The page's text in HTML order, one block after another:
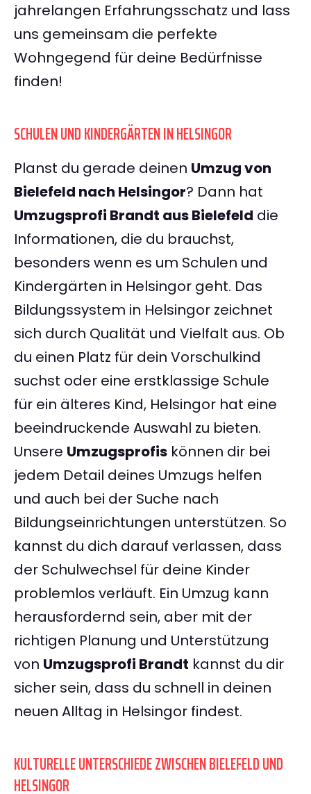
jahrelangen Erfahrungsschatz und lass
uns gemeinsam die perfekte
Wohngegend für deine Bedürfnisse
finden!
SCHULEN UND KINDERGÄRTEN IN HELSINGOR
Planst du gerade deinen Umzug von
Bielefeld nach Helsingor? Dann hat
Umzugsprofi Brandt aus Bielefeld die
Informationen, die du brauchst,
besonders wenn es um Schulen und
Kindergärten in Helsingor geht. Das
Bildungssystem in Helsingor zeichnet
sich durch Qualität und Vielfalt aus. Ob
du einen Platz für dein Vorschulkind
suchst oder eine erstklassige Schule
für ein älteres Kind, Helsingor hat eine
beeindruckende Auswahl zu bieten.
Unsere Umzugsprofis können dir bei
jedem Detail deines Umzugs helfen
und auch bei der Suche nach
Bildungseinrichtungen unterstützen. So
kannst du dich darauf verlassen, dass
der Schulwechsel für deine Kinder
problemlos verläuft. Ein Umzug kann
herausfordernd sein, aber mit der
richtigen Planung und Unterstützung
von Umzugsprofi Brandt kannst du dir
sicher sein, dass du schnell in deinen
neuen Alltag in Helsingor findest.
KULTURELLE UNTERSCHIEDE ZWISCHEN BIELEFELD UND
HELSINGOR